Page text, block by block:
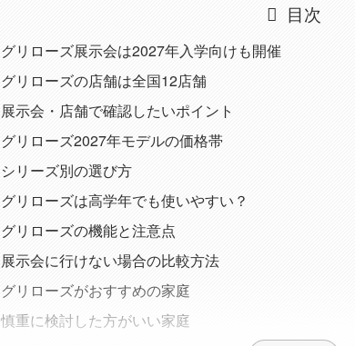
目次
グリローズ展示会は2027年入学向けも開催
グリローズの店舗は全国12店舗
展示会・店舗で確認したいポイント
グリローズ2027年モデルの価格帯
シリーズ別の選び方
グリローズは高学年でも使いやすい？
グリローズの機能と注意点
展示会に行けない場合の比較方法
グリローズがおすすめの家庭
慎重に検討した方がいい家庭